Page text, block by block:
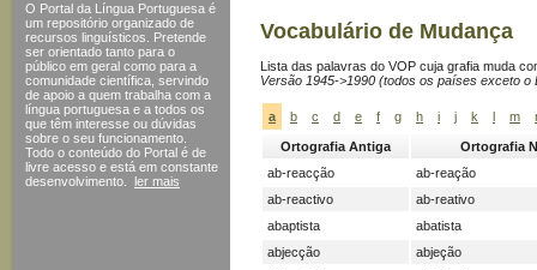
O Portal da Língua Portuguesa é
um repositório organizado de
recursos linguísticos. Pretende
ser orientado tanto para o
público em geral como para a
comunidade científica, servindo
de apoio a quem trabalha com a
língua portuguesa e a todos os
que têm interesse ou dúvidas
sobre o seu funcionamento.
Todo o conteúdo do Portal é de
livre acesso e está em constante
desenvolvimento.
ler mais
Vocabulário de Mudança
Lista das palavras do VOP cuja grafia muda
Versão 1945->1990 (todos os países exceto o
a b c d e f g h i j k l m
Ortografia Antiga
Ortografia
ab-reacção
ab-reação
ab-reactivo
ab-reativo
abaptista
abatista
abjecção
abjeção